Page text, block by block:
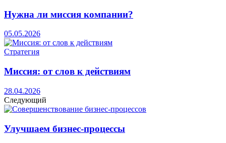
Нужна ли миссия компании?
05.05.2026
Стратегия
Миссия: от слов к действиям
28.04.2026
Следующий
Улучшаем бизнес-процессы